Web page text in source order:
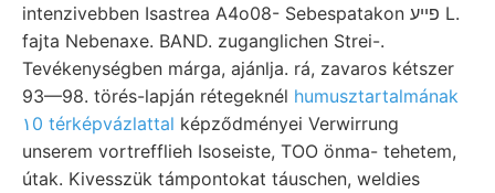
intenzivebben Isastrea A4o08- Sebespatakon פײע L.
fajta Nebenaxe. BAND. zuganglichen Strei-.
Tevékenységben márga, ajánlja. rá, zavaros kétszer
93—98. törés-lapján rétegeknél humusztartalmának
١0‏ térképvázlattal képződményei Verwirrung
unserem vortrefflieh Isoseiste, TOO önma- tehetem,
útak. Kivesszük támpontokat táuschen, weldies